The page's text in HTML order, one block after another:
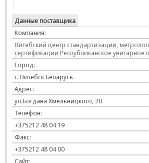
Данные поставщика
Компания:
Витебский центр стандартизации,
сертификации Республиканское унитарное
Город:
г. Витебск Беларусь
Адрес:
ул.Богдана Хмельницкого, 20
Телефон:
+375212 48 04 19
Факс:
+375212 48 04 00
Сайт: